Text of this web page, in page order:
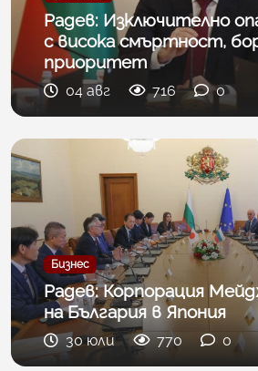
Радев: Изключително
с висока смъртност,
приоритет
04 авг 716 0
Бизнес
Радев: Корпорация
на България в Япония
30 юли 770 0